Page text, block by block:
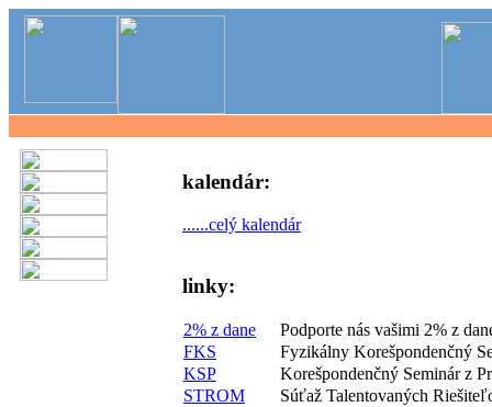
kalendár:
......celý kalendár
linky:
2% z dane
Podporte nás vašimi 2% z
FKS
Fyzikálny Korešpondenčný
KSP
Korešpondenčný Seminár z
STROM
Súťaž Talentovaných